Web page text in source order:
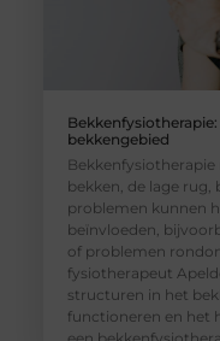
bekkengebied
bekken, de lage rug,
problemen kunnen
beïnvloeden,
of problemen
fysiotherapeut
structuren in het
functioneren en het